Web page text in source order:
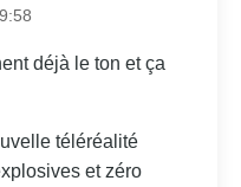
déjà le ton et ça
téléréalité
et zéro